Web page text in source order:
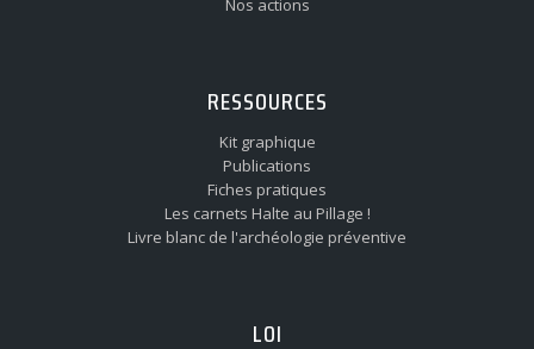
Nos actions
RESSOURCES
Kit graphique
Publications
Fiches pratiques
Les carnets Halte au Pillage !
Livre blanc de l'archéologie préventive
LOI